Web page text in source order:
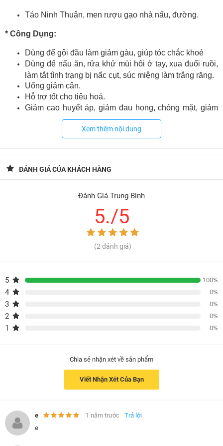
Táo Ninh Thuận, men rượu gạo nhà nấu, đường.
* Công Dụng:
Dùng để gội đầu làm giảm gàu, giúp tóc chắc khoẻ
Dùng để nấu ăn, rửa khử mùi hôi ở tay, xua đuổi ruồi,
làm tắt tình trạng bị nấc cụt, súc miệng làm trắng răng.
Uống giảm cân.
Hỗ trợ tốt cho tiêu hoá.
Giảm cao huyết áp, giảm đau họng, chóng mặt, giảm
đau nhức, viêm xoang khớp, đau bàng quang, bệnh
Dùng để gội đầu, nấu ăn, súc miệng làm trắng răng.
Uống giảm cân rất tốt, nên uống sau khi ăn no. uống
Nơi khô ráo, thoáng mát, tránh ẩm và tránh ánh nắng
chiếu trực tiếp vào sản phẩm.
-------------------------------------------------------------------------
CÔNG TY TNHH SẢN PHẨM THIÊN NHIÊN MẸ KEN
Website: http://mekenhouse.vn/
Fanpage: Mẹ Ken House
Tuyển Đại Lý Sỉ Lẻ Toàn Quốc
Xem thêm nội dung
ĐÁNH GIÁ CỦA KHÁCH HÀNG
Đánh Giá Trung Bình
5./5
(2 đánh giá)
5 100%
4 0%
3 0%
2 0%
1 0%
Chia sẻ nhận xét về sản phẩm
Viết Nhận Xét Của Bạn
e 1 năm trước
Trả lời
e